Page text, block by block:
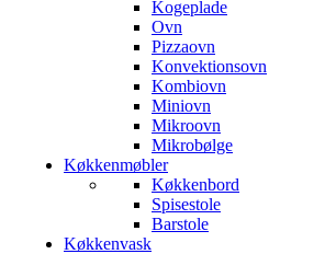
Kogeplade
Ovn
Pizzaovn
Konvektionsovn
Kombiovn
Miniovn
Mikroovn
Mikrobølge
Køkkenmøbler
Køkkenbord
Spisestole
Barstole
Køkkenvask